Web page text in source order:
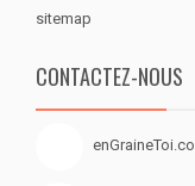
sitemap
CONTACTEZ-NOUS